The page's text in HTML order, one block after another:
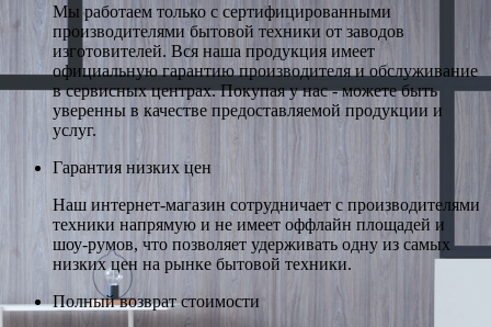
Мы работаем только с сертифицированными
производителями бытовой техники от заводов
изготовителей. Вся наша продукция имеет
официальную гарантию производителя и обслуживание
в сервисных центрах. Покупая у нас - можете быть
уверенны в качестве предоставляемой продукции и
услуг.
Гарантия низких цен
Наш интернет-магазин сотрудничает с производителями
техники напрямую и не имеет оффлайн площадей и
шоу-румов, что позволяет удерживать одну из самых
низких цен на рынке бытовой техники.
Полный возврат стоимости